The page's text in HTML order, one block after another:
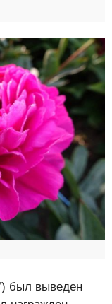
был выведен